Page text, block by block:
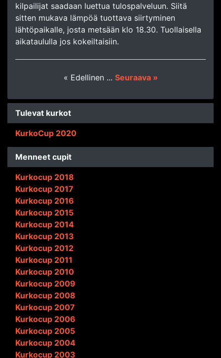
kilpailijat saadaan luettua tulospalveluun. Siitä
sitten mukava lämpöä tuottava siirtyminen
lähtöpaikalle, josta metsään klo 18.30. Tuollaisella
aikataululla jos kokeiltaisiin.
« Edellinen... Seuraava »
Tulevat kurkot
KurkoCup 2020
Menneet cupit
Kurkocup 2018
Kurkocup 2017
Kurkocup 2016
Kurkocup 2015
Kurkocup 2014
Kurkocup 2013
Kurkocup 2012
Kurkocup 2011
Kurkocup 2010
Kurkocup 2009
Kurkocup 2008
Kurkocup 2007
Kurkocup 2006
Kurkocup 2005
Kurkocup 2004
Kurkocup 2003